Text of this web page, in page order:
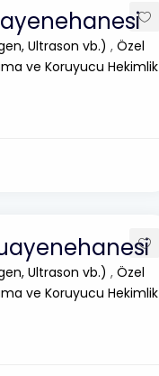
Ultrason vb.) , Özel
ve Koruyucu Hekimlik
Ultrason vb.) , Özel
ve Koruyucu Hekimlik